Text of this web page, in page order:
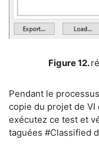
​Figure 12.
​Pendant le
copie du projet de VI
exécutez ce test et
taguées #Classified